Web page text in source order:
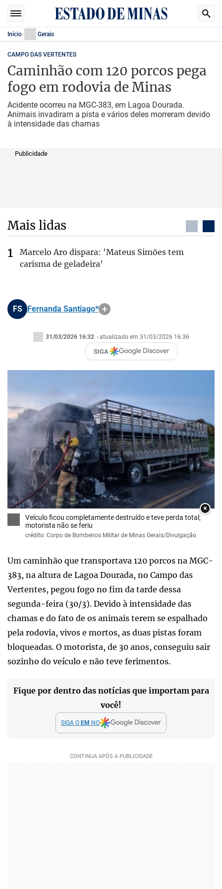
Início Gerais
CAMPO DAS VERTENTES
Caminhão com 120 porcos pega
fogo em rodovia de Minas
Acidente ocorreu na MGC-383, em Lagoa Dourada.
Animais invadiram a pista e vários deles morreram devido
à intensidade das chamas
Publicidade
Mais lidas
Marcelo Aro dispara: 'Mateus Simões tem
carisma de geladeira'
FS Fernanda Santiago*
31/03/2026 16:32 - atualizado em 31/03/2026 16:36
SIGA
×
Veículo ficou completamente destruído e teve perda total;
motorista não se feriu
crédito: Corpo de Bombeiros Militar de Minas Gerais/Divulgação
Um caminhão que transportava 120 porcos na MGC-
383, na altura de Lagoa Dourada, no Campo das
Vertentes, pegou fogo no fim da tarde dessa
segunda-feira (30/3). Devido à intensidade das
chamas e do fato de os animais terem se espalhado
pela rodovia, vivos e mortos, as duas pistas foram
bloqueadas. O motorista, de 30 anos, conseguiu sair
sozinho do veículo e não teve ferimentos.
Fique por dentro das notícias que importam para
você!
SIGA O EM NO